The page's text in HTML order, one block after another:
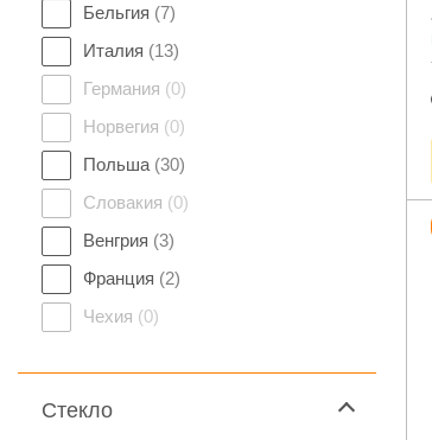
Бельгия (7)
Италия (13)
Германия (0)
Норвегия (0)
Польша (30)
Словакия (0)
Венгрия (3)
Франция (2)
Чехия (0)
Стекло